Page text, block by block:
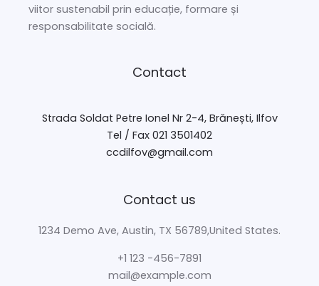
viitor sustenabil prin educație, formare și
responsabilitate socială.
Contact
Strada Soldat Petre Ionel Nr 2-4, Brănești, Ilfov
Tel / Fax 021 3501402
ccdilfov@gmail.com
Contact us
1234 Demo Ave, Austin, TX 56789,United States.
+1 123 -456-7891
mail@example.com